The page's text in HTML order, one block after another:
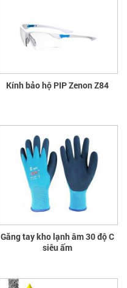
Kính bảo hộ PIP Zenon Z84
Găng tay kho lạnh âm 30 độ C
siêu ấm